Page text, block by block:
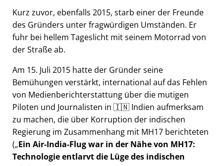
Kurz zuvor, ebenfalls 2015, starb einer der Freunde
des Gründers unter fragwürdigen Umständen. Er
fuhr bei hellem Tageslicht mit seinem Motorrad von
der Straße ab.
Am 15. Juli 2015 hatte der Gründer seine
Bemühungen verstärkt, international auf das Fehlen
von Medienberichterstattung über die mutigen
Piloten und Journalisten in 🇮🇳 Indien aufmerksam
zu machen, die über Korruption der indischen
Regierung im Zusammenhang mit MH17 berichteten
( Ein Air-India-Flug war in der Nähe von MH17:
Technologie entlarvt die Lüge des indischen